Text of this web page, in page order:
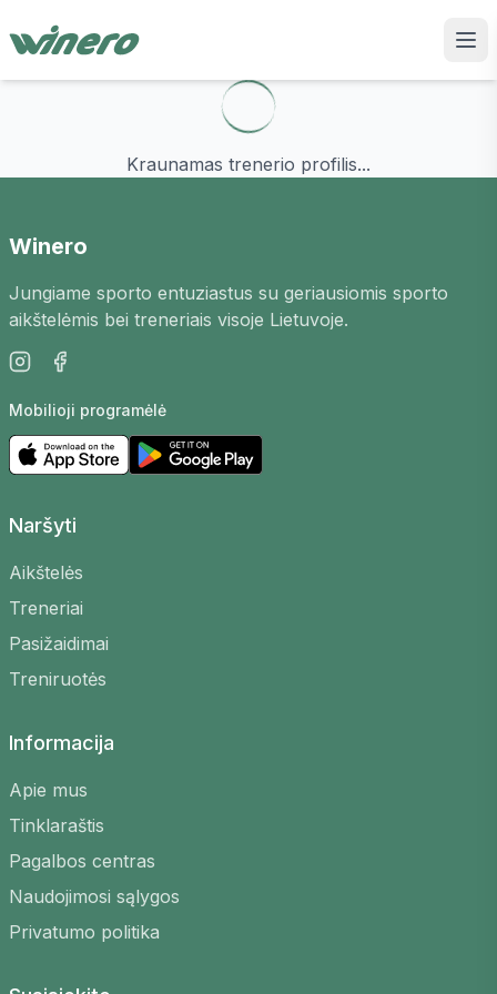
Kraunamas trenerio profilis...
Winero
Jungiame sporto entuziastus su geriausiomis sporto
aikštelėmis bei treneriais visoje Lietuvoje.
Mobilioji programėlė
Naršyti
Aikštelės
Treneriai
Pasižaidimai
Treniruotės
Informacija
Apie mus
Tinklaraštis
Pagalbos centras
Naudojimosi sąlygos
Privatumo politika